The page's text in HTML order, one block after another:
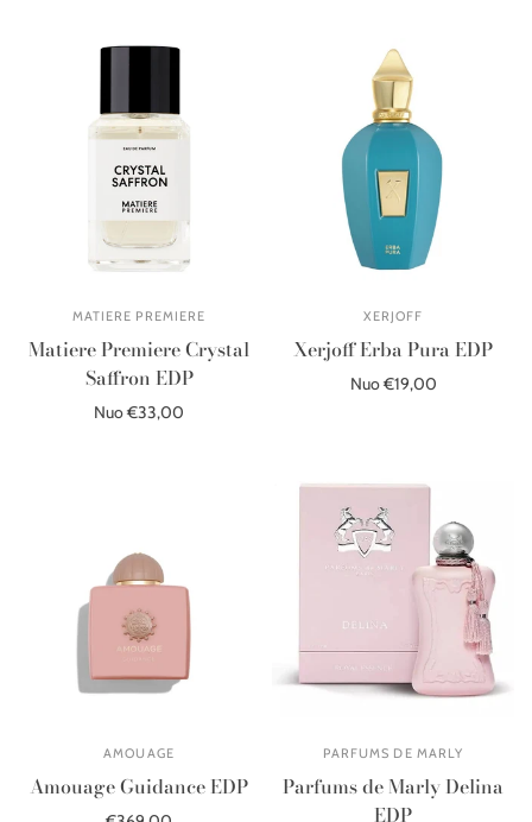
MATIERE PREMIERE
Matiere Premiere Crystal
Saffron EDP
Nuo €33,00
XERJOFF
Xerjoff Erba Pura EDP
Nuo €19,00
AMOUAGE
Amouage Guidance EDP
PARFUMS DE MARLY
Parfums de Marly Delina
EDP